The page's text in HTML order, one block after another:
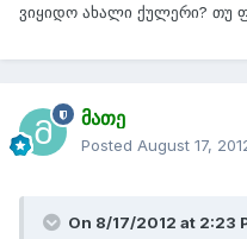
ვიყიდო ახალი ქულერი? თუ
მათე
Posted August 17,
On 8/17/2012 at 2:23